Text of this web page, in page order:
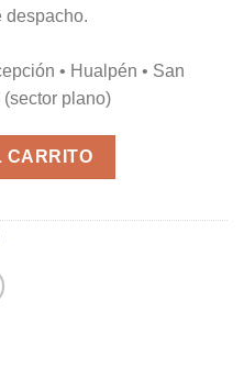
despacho.
• Hualpén • San
(sector plano)
CARRITO